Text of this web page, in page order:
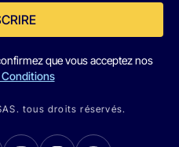
que vous acceptez nos
tous droits réservés.